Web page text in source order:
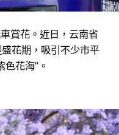
賞花。近日，云南省
花期，吸引不少市平
色花海”。